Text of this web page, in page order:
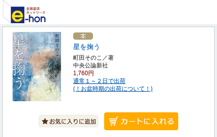
星を掬う
町田そのこ／著
中央公論新社
1,760円
通常１～２日で出荷
(！お盆時期の出荷について！)